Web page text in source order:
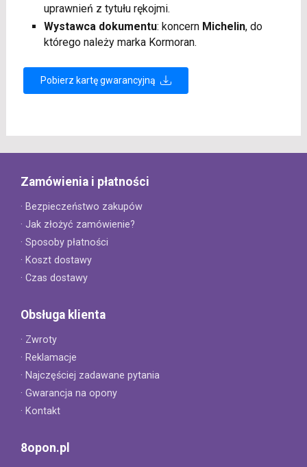
uprawnień z tytułu rękojmi.
Wystawca dokumentu: koncern Michelin, do
którego należy marka Kormoran.
Pobierz kartę gwarancyjną
Zamówienia i płatności
· Bezpieczeństwo zakupów
· Jak złożyć zamówienie?
· Sposoby płatności
· Koszt dostawy
· Czas dostawy
Obsługa klienta
· Zwroty
· Reklamacje
· Najczęściej zadawane pytania
· Gwarancja na opony
· Kontakt
8opon.pl